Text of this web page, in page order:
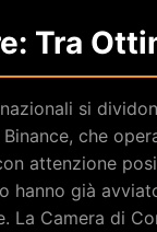
Tra
si
che
attenzione
hanno già
Camera di